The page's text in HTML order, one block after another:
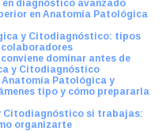
diagnóstico avanzado
en Anatomía Patológica
y Citodiagnóstico: tipos
dominar antes de
y Citodiagnóstico
Anatomía Patológica y
tipo y cómo prepararla
Citodiagnóstico si trabajas:
organizarte